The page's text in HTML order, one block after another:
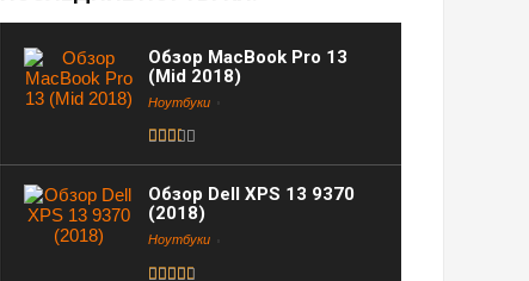
Обзор MacBook Pro 13
(Mid 2018)
Ноутбуки
Обзор Dell XPS 13 9370
(2018)
Ноутбуки